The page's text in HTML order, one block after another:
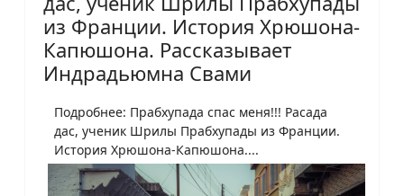
из Франции. История Хрюшона-
Капюшона. Рассказывает
Индрадьюмна Свами
Подробнее: Прабхупада спас меня!!! Расада
дас, ученик Шрилы Прабхупады из Франции.
История Хрюшона-Капюшона....